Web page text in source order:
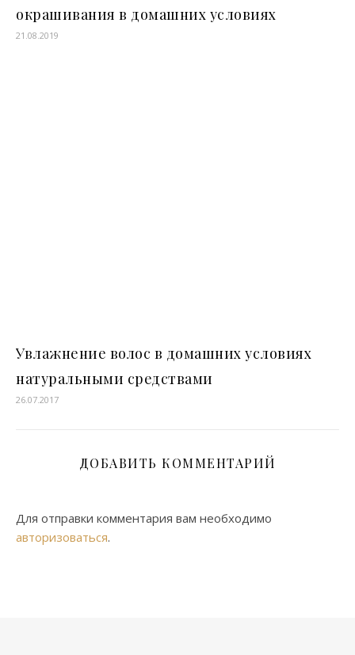
окрашивания в домашних условиях
21.08.2019
Увлажнение волос в домашних условиях
натуральными средствами
26.07.2017
ДОБАВИТЬ КОММЕНТАРИЙ
Для отправки комментария вам необходимо
авторизоваться.